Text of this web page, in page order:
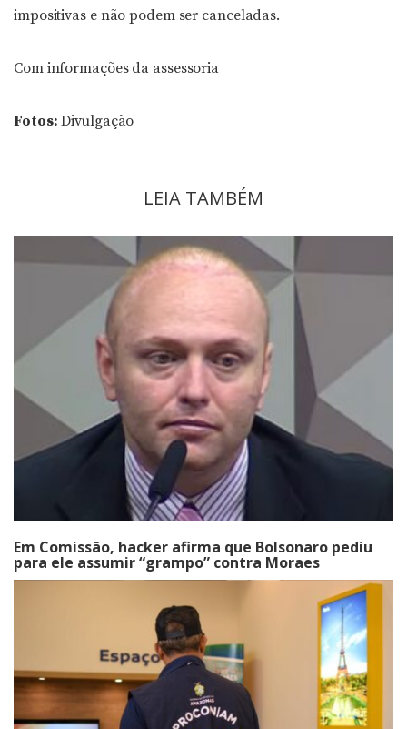
impositivas e não podem ser canceladas.
Com informações da assessoria
Fotos: Divulgação
LEIA TAMBÉM
Em Comissão, hacker afirma que Bolsonaro pediu
para ele assumir “grampo” contra Moraes